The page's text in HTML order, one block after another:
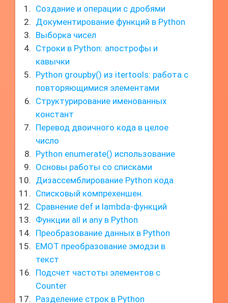
Создание и операции с дробями
Документирование функций в Python
Выборка чисел
Строки в Python: апострофы и
кавычки
Python groupby() из itertools: работа с
повторяющимися элементами
Структурирование именованных
констант
Перевод двоичного кода в целое
число
Python enumerate() использование
Основы работы со списками
Дизассемблирование Python кода
Списковый компрехеншен.
Сравнение def и lambda-функций
Функции all и any в Python
Преобразование данных в Python
EMOT преобразование эмодзи в
текст
Подсчет частоты элементов с
Counter
Разделение строк в Python